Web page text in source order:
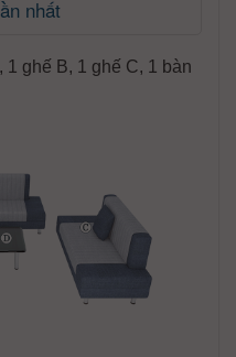
nhất
1 ghế B, 1 ghế C, 1 bàn